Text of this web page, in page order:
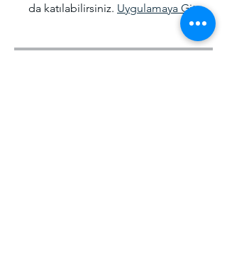
da katılabilirsiniz. Uygulamaya Git